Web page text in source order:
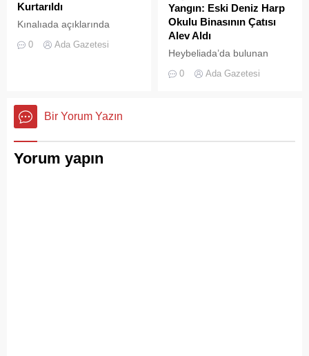
Kurtarıldı
Kınalıada açıklarında
denizde mahsur kalan bir
müdahalesiyle kurtarıldı.
0 Ada Gazetesi
Yangın: Eski Deniz Harp
Okulu Binasının Çatısı
Alev Aldı
Heybeliada’da bulunan
çatısında, tamirat
0 Ada Gazetesi
Bir Yorum Yazın
Yorum yapın